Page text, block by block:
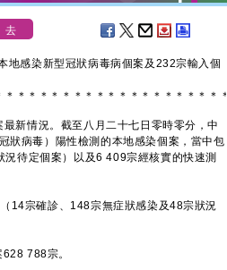
地感染新型冠狀病毒病個案及232宗輸入個
＊ ＊ ＊ ＊ ＊ ＊ ＊ ＊ ＊ ＊ ＊ ＊ ＊ ＊ ＊ ＊ ＊ ＊ ＊ ＊
新情況。截至八月二十七日零時零分，中
狀病毒）陽性檢測的本地感染個案，當中包
待定個案）以及6 409宗經核實的快速測
宗確診、148宗無症狀感染及48宗狀況
788宗。